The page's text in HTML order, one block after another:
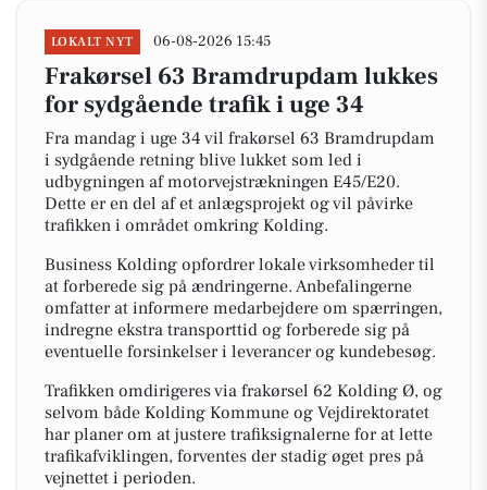
LOKALT NYT 06-08-2026 15:45
Frakørsel 63 Bramdrupdam lukkes
for sydgående trafik i uge 34
Fra mandag i uge 34 vil frakørsel 63 Bramdrupdam
i sydgående retning blive lukket som led i
udbygningen af motorvejstrækningen E45/E20.
Dette er en del af et anlægsprojekt og vil påvirke
trafikken i området omkring Kolding.
Business Kolding opfordrer lokale virksomheder til
at forberede sig på ændringerne. Anbefalingerne
omfatter at informere medarbejdere om spærringen,
indregne ekstra transporttid og forberede sig på
eventuelle forsinkelser i leverancer og kundebesøg.
Trafikken omdirigeres via frakørsel 62 Kolding Ø, og
selvom både Kolding Kommune og Vejdirektoratet
har planer om at justere trafiksignalerne for at lette
trafikafviklingen, forventes der stadig øget pres på
vejnettet i perioden.